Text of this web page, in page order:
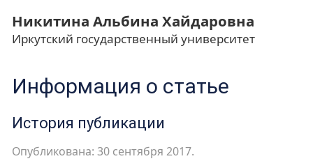
Никитина Альбина Хайдаровна
Иркутский государственный университет
Информация о статье
История публикации
Опубликована: 30 сентября 2017.